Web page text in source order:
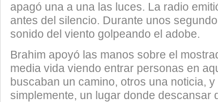
apagó una a una las luces. La radio
antes del silencio. Durante unos
sonido del viento golpeando el adobe.
​Brahim apoyó las manos sobre el
media vida viendo entrar personas en
buscaban un camino, otros una noticia,
simplemente, un lugar donde descansar